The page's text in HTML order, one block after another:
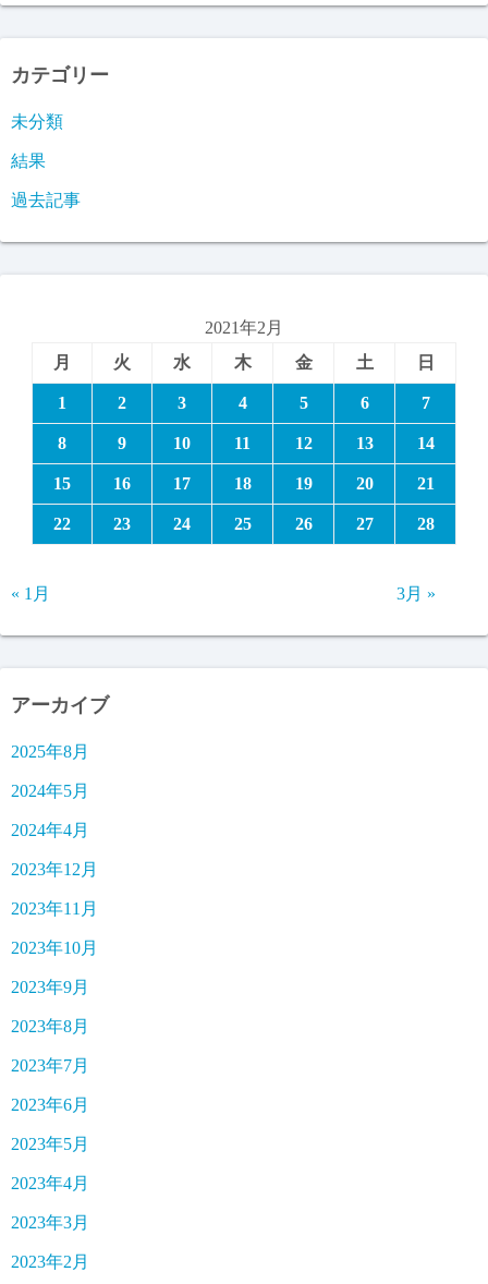
カテゴリー
未分類
結果
過去記事
2021年2月
月
火 水 木 金 土 日
1 2 3 4 5 6 7
8 9 10 11 12 13 14
15 16 17 18 19 20 21
22 23 24 25 26 27 28
« 1月 3月 »
アーカイブ
2025年8月
2024年5月
2024年4月
2023年12月
2023年11月
2023年10月
2023年9月
2023年8月
2023年7月
2023年6月
2023年5月
2023年4月
2023年3月
2023年2月